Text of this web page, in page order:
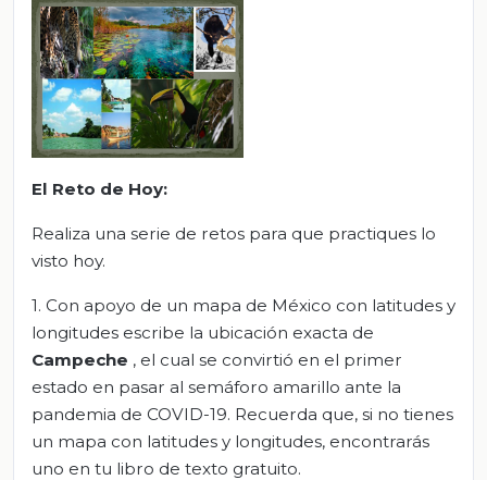
El Reto de Hoy:
Realiza una serie de retos para que practiques lo
visto hoy.
1. Con apoyo de un mapa de México con latitudes y
longitudes escribe la ubicación exacta de
Campeche , el cual se convirtió en el primer
estado en pasar al semáforo amarillo ante la
pandemia de COVID-19. Recuerda que, si no tienes
un mapa con latitudes y longitudes, encontrarás
uno en tu libro de texto gratuito.